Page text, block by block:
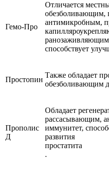
Гемо-Про
Отличается
обезболивающим,
антимикробным,
способствует
Простопин
Также обладает
обезболивающим
Прополис
Д
Обладает
рассасывающим,
иммунитет,
развития
простатита
.